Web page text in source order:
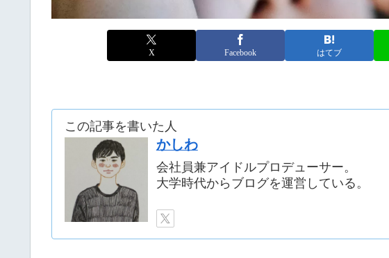
X Facebook はてブ
この記事を書いた人
かしわ
会社員兼アイドルプロデューサー。
大学時代からブログを運営している。